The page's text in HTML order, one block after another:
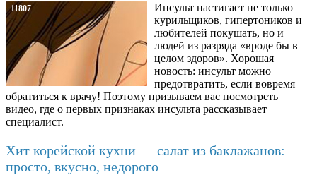
11807
Инсульт настигает не только
курильщиков, гипертоников и
любителей покушать, но и
людей из разряда «вроде бы в
целом здоров». Хорошая
новость: инсульт можно
предотвратить, если вовремя
обратиться к врачу! Поэтому призываем вас посмотреть
видео, где о первых признаках инсульта рассказывает
специалист.
Хит корейской кухни — салат из баклажанов:
просто, вкусно, недорого